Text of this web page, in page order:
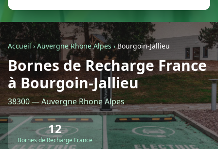
Je ne sais pas encore
Autre
Retour à la liste des métiers
CGU-Confidentialité- Service proposé parViteUnDevis.com-Vous
Accueil› Auvergne Rhone Alpes›Bourgoin-Jallieu
Bornes de Recharge France
à Bourgoin-Jallieu
38300 — Auvergne Rhone Alpes
12
Bornes de Recharge France